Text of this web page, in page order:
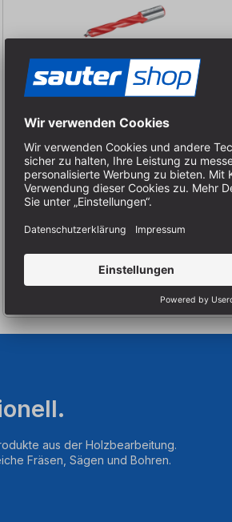
Dübelbohrer für DuoDübler DDF40 |
Bohrer-Ø: 12 mm
Auf Lager, Lieferung in 1-2 Werktagen
inkl. MwSt. zzgl.
aus der Holzbearbeitung.
Fräsen, Sägen und Bohren.